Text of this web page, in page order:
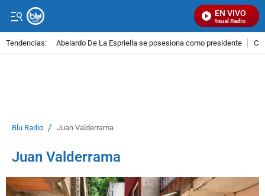
EN VIVO
Señal Visual Radio
Tendencias: Abelardo De La Espriella se posesiona como presidente
Blu Radio / Juan Valderrama
Juan Valderrama